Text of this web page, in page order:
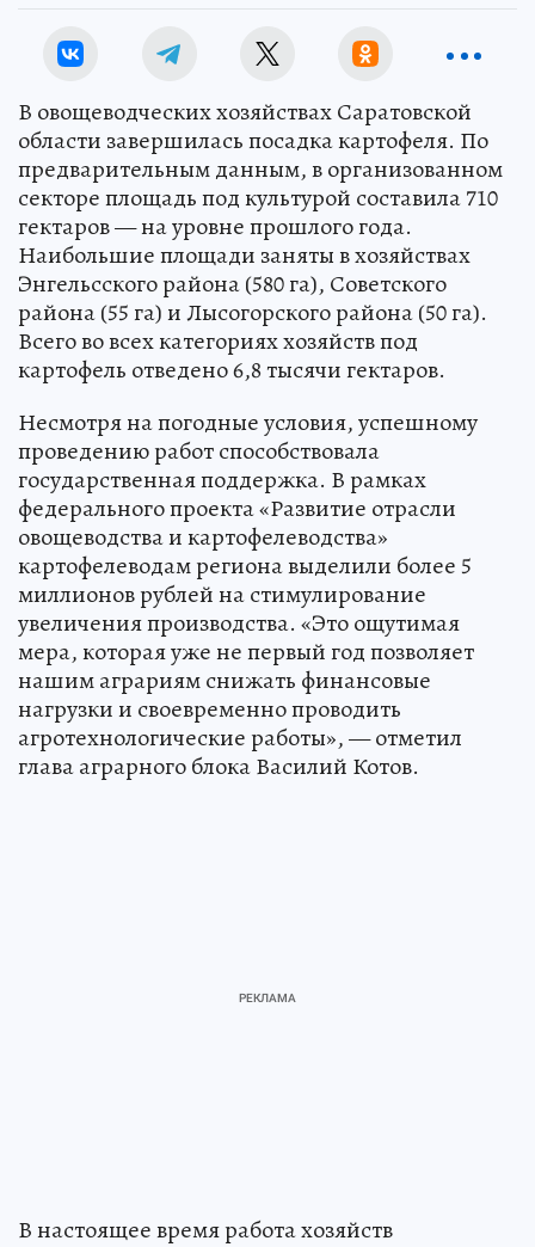
В овощеводческих хозяйствах Саратовской
области завершилась посадка картофеля. По
предварительным данным, в организованном
секторе площадь под культурой составила 710
гектаров — на уровне прошлого года.
Наибольшие площади заняты в хозяйствах
Энгельсского района (580 га), Советского
района (55 га) и Лысогорского района (50 га).
Всего во всех категориях хозяйств под
картофель отведено 6,8 тысячи гектаров.
Несмотря на погодные условия, успешному
проведению работ способствовала
государственная поддержка. В рамках
федерального проекта «Развитие отрасли
овощеводства и картофелеводства»
картофелеводам региона выделили более 5
миллионов рублей на стимулирование
увеличения производства. «Это ощутимая
мера, которая уже не первый год позволяет
нашим аграриям снижать финансовые
нагрузки и своевременно проводить
агротехнологические работы», — отметил
глава аграрного блока Василий Котов.
В настоящее время работа хозяйств